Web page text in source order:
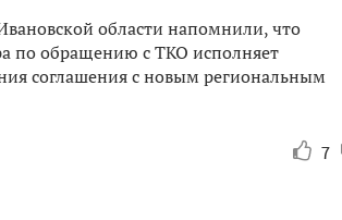
области напомнили, что
по обращению с ТКО исполняет
соглашения с новым региональным
7